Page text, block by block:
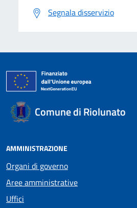
Segnala disservizio
Comune di Riolunato
AMMINISTRAZIONE
Organi di governo
Aree amministrative
Uffici